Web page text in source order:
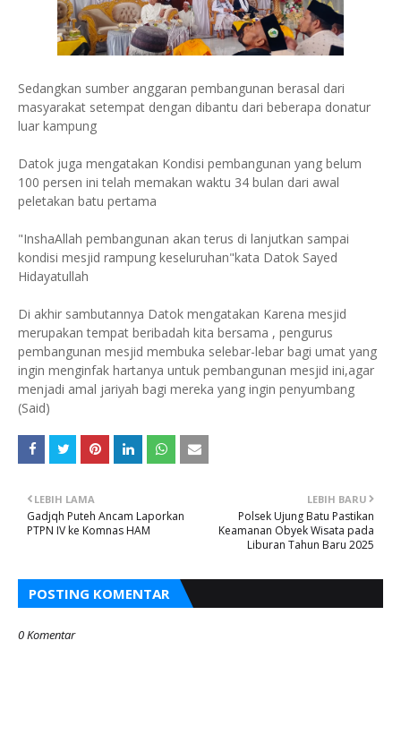
Sedangkan sumber anggaran pembangunan berasal dari
masyarakat setempat dengan dibantu dari beberapa donatur
luar kampung
Datok juga mengatakan Kondisi pembangunan yang belum
100 persen ini telah memakan waktu 34 bulan dari awal
peletakan batu pertama
"InshaAllah pembangunan akan terus di lanjutkan sampai
kondisi mesjid rampung keseluruhan"kata Datok Sayed
Hidayatullah
Di akhir sambutannya Datok mengatakan Karena mesjid
merupakan tempat beribadah kita bersama , pengurus
pembangunan mesjid membuka selebar-lebar bagi umat yang
ingin menginfak hartanya untuk pembangunan mesjid ini,agar
menjadi amal jariyah bagi mereka yang ingin penyumbang
(Said)
LEBIH BARU
Polsek Ujung Batu Pastikan
Keamanan Obyek Wisata pada
Liburan Tahun Baru 2025
LEBIH LAMA
Gadjqh Puteh Ancam Laporkan
PTPN IV ke Komnas HAM
POSTING KOMENTAR
0 Komentar